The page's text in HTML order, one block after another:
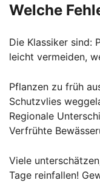
Welche
Die Klassiker sind:
leicht vermeiden,
Pflanzen zu früh
Schutzvlies
Regionale
Verfrühte
Viele
Tage reinfallen!